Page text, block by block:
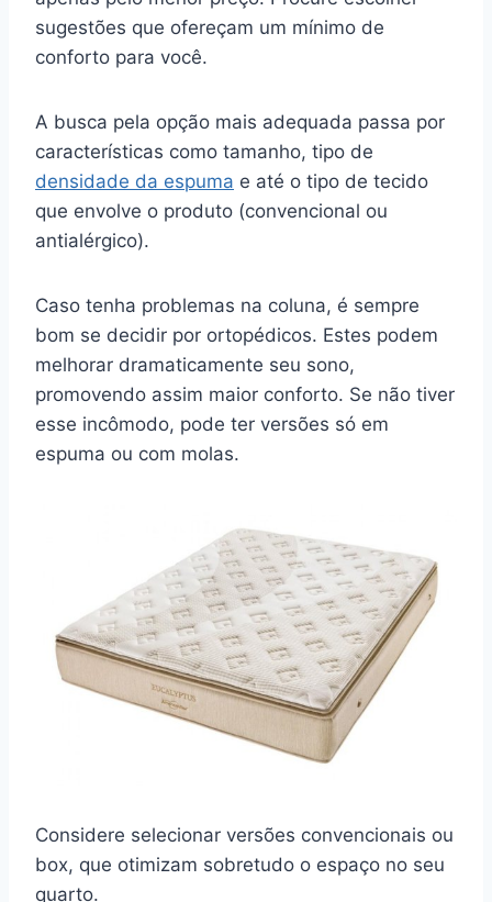
sugestões que ofereçam um mínimo de
conforto para você.
A busca pela opção mais adequada passa por
características como tamanho, tipo de
densidade da espuma e até o tipo de tecido
que envolve o produto (convencional ou
antialérgico).
Caso tenha problemas na coluna, é sempre
bom se decidir por ortopédicos. Estes podem
melhorar dramaticamente seu sono,
promovendo assim maior conforto. Se não tiver
esse incômodo, pode ter versões só em
espuma ou com molas.
Considere selecionar versões convencionais ou
box, que otimizam sobretudo o espaço no seu
quarto.